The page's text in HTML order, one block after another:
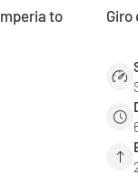
to
Giro